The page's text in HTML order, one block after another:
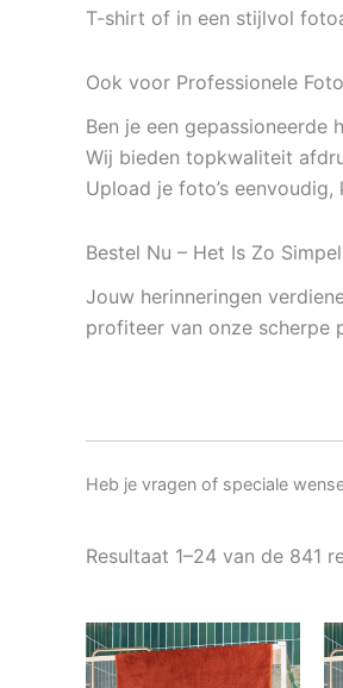
T-shirt of in een stijlvol
Ook voor Professionele
Ben je een
Wij bieden topkwaliteit
Upload je foto’s
Bestel Nu – Het Is Zo
Jouw herinneringen
profiteer van onze scherpe
Heb je vragen of speciale
Resultaat 1–24 van de 841